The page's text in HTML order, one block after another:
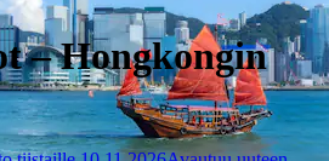
– Hongkongin